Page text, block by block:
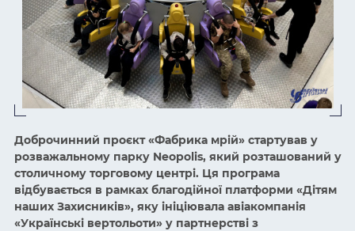
Доброчинний проєкт «Фабрика мрій» стартував у
розважальному парку Neopolis, який розташований у
столичному торговому центрі. Ця програма
відбувається в рамках благодійної платформи «Дітям
наших Захисників», яку ініціювала авіакомпанія
«Українські вертольоти» у партнерстві з